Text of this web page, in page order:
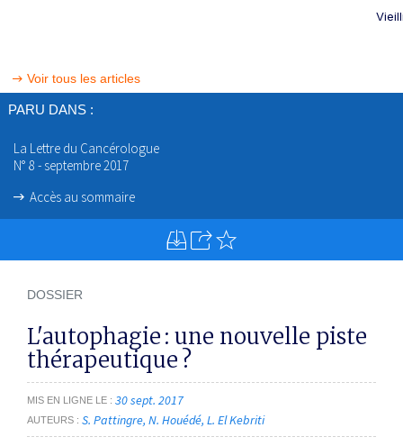
Voir tous les articles
PARU DANS :
La Lettre du Cancérologue
N° 8 - septembre 2017
Accès au sommaire
DOSSIER
L'autophagie : une nouvelle piste
thérapeutique ?
MIS EN LIGNE LE 30 sept. 2017
AUTEURS S. Pattingre N. Houédé L. El Kebriti